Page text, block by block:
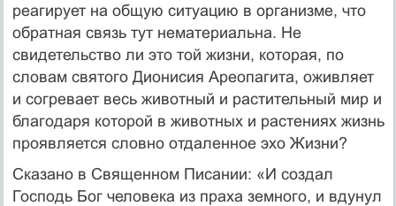
реагирует на общую ситуацию в организме, что
обратная связь тут нематериальна. Не
свидетельство ли это той жизни, которая, по
словам святого Дионисия Ареопагита, оживляет
и согревает весь животный и растительный мир и
благодаря которой в животных и растениях жизнь
проявляется словно отдаленное эхо Жизни?
Сказано в Священном Писании: «И создал
Господь Бог человека из праха земного, и вдунул